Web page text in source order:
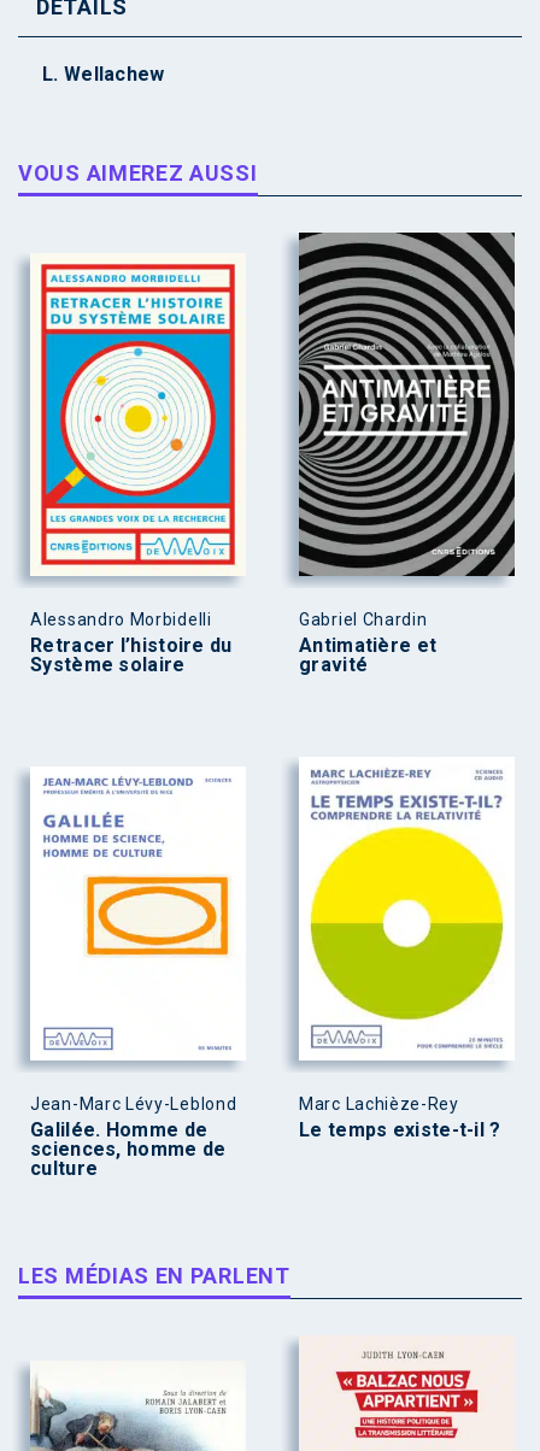
DÉTAILS
L. Wellachew
VOUS AIMEREZ AUSSI
Alessandro Morbidelli
Retracer l’histoire du
Système solaire
Gabriel Chardin
Antimatière et
gravité
Jean-Marc Lévy-Leblond
Galilée. Homme de
sciences, homme de
culture
Marc Lachièze-Rey
Le temps existe-t-il ?
LES MÉDIAS EN PARLENT